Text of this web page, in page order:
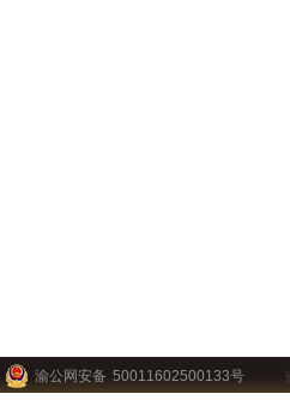
渝公网安备 50011602500133号